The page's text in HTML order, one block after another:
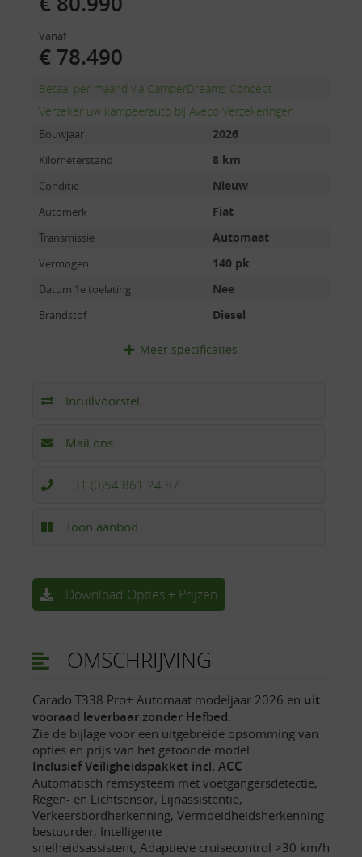
Vanaf
€ 78.490
Betaal per maand via CamperDreams Concept
Verzeker uw kampeerauto bij Aveco Verzekeringen
Bouwjaar 2026
Kilometerstand 8 km
Conditie Nieuw
Automerk Fiat
Transmissie Automaat
Vermogen 140 pk
Datum 1e toelating Nee
Brandstof Diesel
Meer specificaties
Inruilvoorstel
Mail ons
+31 (0)54 861 24 87
Toon aanbod
Download Opties + Prijzen
OMSCHRIJVING
Carado T338 Pro+ Automaat modeljaar 2026 en uit
vooraad leverbaar zonder Hefbed.
Zie de bijlage voor een uitgebreide opsomming van
opties en prijs van het getoonde model.
Inclusief Veiligheidspakket incl. ACC
Automatisch remsysteem met voetgangersdetectie,
Regen- en Lichtsensor, Lijnassistentie,
Verkeersbordherkenning, Vermoeidheidsherkenning
bestuurder, Intelligente
snelheidsassistent, Adaptieve cruisecontrol >30 km/h